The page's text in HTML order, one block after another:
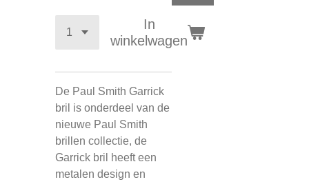
In
winkelwagen
De Paul Smith Garrick
bril is onderdeel van de
nieuwe Paul Smith
brillen collectie, de
Garrick bril heeft een
metalen design en